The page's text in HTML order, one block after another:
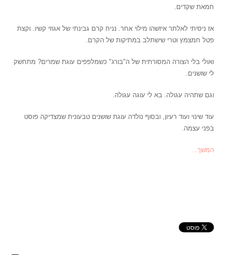
חמאת שקדים.
אז ניסיתי לאלתר איזשהו מילוי אחר. נניח קרם גבינתי של אגוזי קשיו. וקצת
פטל חמצמץ וטרי שישתלב במתיקות של הקרם.
ואולי בלי הצורה המסורתית של ה"בורג" כשמלפפים עוגת שמרים? מתחשק
לי שושנים.
וגם שתהיה עגולה. בא לי עוגה עגולה.
עוד שינוי ועוד רעיון, ובסוף נולדה עוגת שושנים טבעונית שמצדיקה פוסט
בפני עצמה.
המשך…